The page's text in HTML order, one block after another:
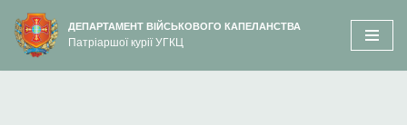
вмісту
Перейти
до
ДЕПАРТАМЕНТ ВІЙСЬКОВОГО КАПЕЛАНСТВА
Патріаршої курії УГКЦ